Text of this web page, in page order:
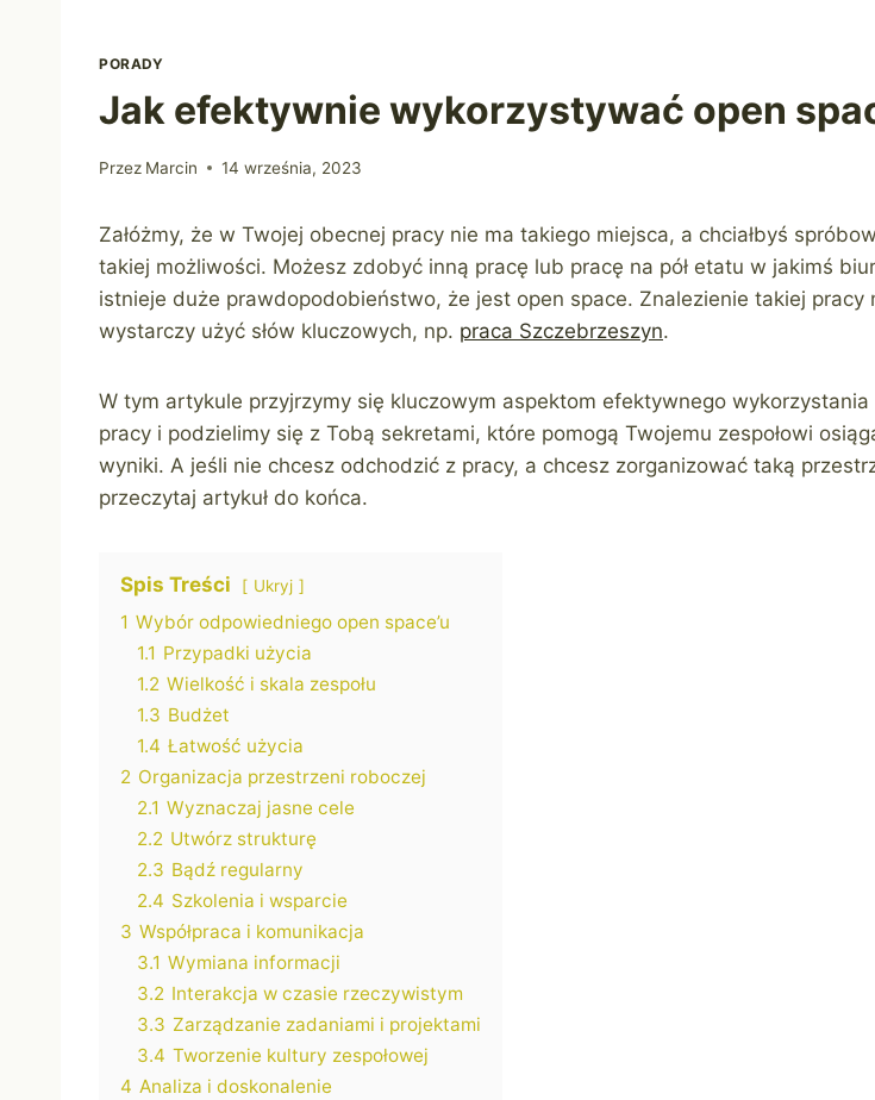
PORADY
Jak efektywnie wykorzystywać open
Przez Marcin 14 września, 2023
Załóżmy, że w Twojej obecnej pracy nie ma takiego miejsca, a chciałbyś
takiej możliwości. Możesz zdobyć inną pracę lub pracę na pół etatu w jakimś
istnieje duże prawdopodobieństwo, że jest open space. Znalezienie takiej pracy
wystarczy użyć słów kluczowych, np. praca Szczebrzeszyn.
W tym artykule przyjrzymy się kluczowym aspektom efektywnego
pracy i podzielimy się z Tobą sekretami, które pomogą Twojemu zespołowi
wyniki. A jeśli nie chcesz odchodzić z pracy, a chcesz zorganizować taką
przeczytaj artykuł do końca.
Spis Treści Ukryj
1 Wybór odpowiedniego open space’u
1.1 Przypadki użycia
1.2 Wielkość i skala zespołu
1.3 Budżet
1.4 Łatwość użycia
2 Organizacja przestrzeni roboczej
2.1 Wyznaczaj jasne cele
2.2 Utwórz strukturę
2.3 Bądź regularny
2.4 Szkolenia i wsparcie
3 Współpraca i komunikacja
3.1 Wymiana informacji
3.2 Interakcja w czasie rzeczywistym
3.3 Zarządzanie zadaniami i projektami
3.4 Tworzenie kultury zespołowej
4 Analiza i doskonalenie